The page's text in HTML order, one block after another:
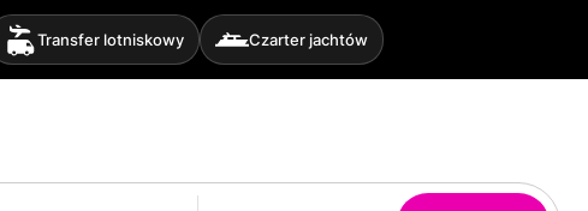
Transfer lotniskowy Czarter jachtów